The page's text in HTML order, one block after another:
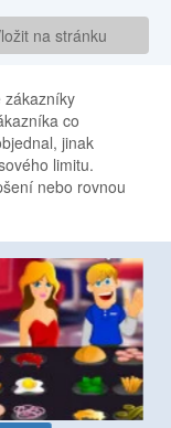
na stránku
zákazníky
co
jinak
limitu.
nebo rovnou